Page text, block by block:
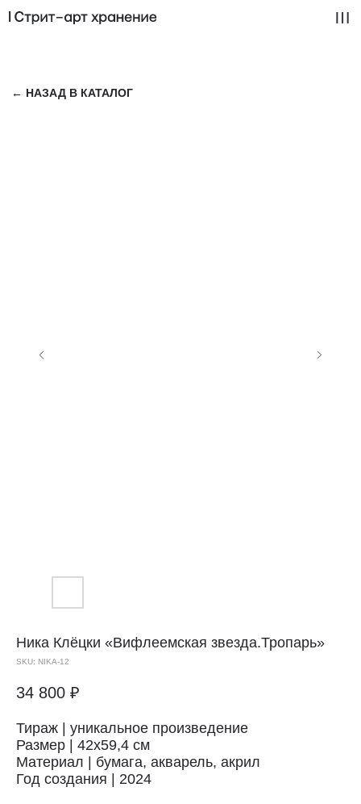
Ника Клёцки «Вифлеемская звезда.Тропарь»
SKU: NIKA-12
34 800 ₽
Тираж | уникальное произведение
Размер | 42х59,4 см
Материал | бумага, акварель, акрил
Год создания | 2024